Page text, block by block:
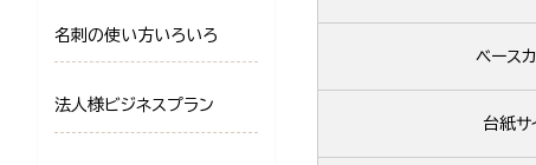
ベース
台紙サ
名刺の使い方いろいろ
法人様ビジネスプラン